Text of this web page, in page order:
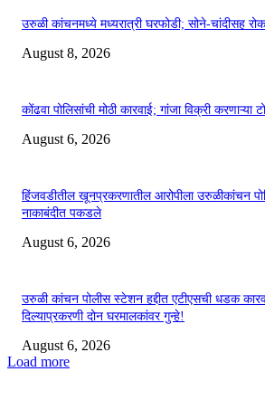
उरुळी कांचनमध्ये मध्यरात्री घरफोडी; सोने-चांदीसह
August 8, 2026
कोंढवा पोलिसांची मोठी कारवाई; गांजा विक्री करणाऱ्या
August 6, 2026
हिंजवडीतील खूनप्रकरणातील आरोपीला उरुळीकांचन
नाकाबंदीत पकडले
August 6, 2026
उरुळी कांचन पोलीस स्टेशन हद्दीत एटीएसची धडक
दिल्याप्रकरणी दोन घरमालकांवर गुन्हे!
August 6, 2026
Load more